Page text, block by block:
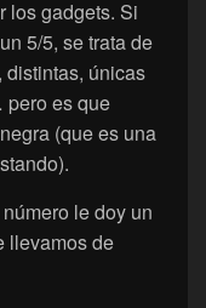
los gadgets. Si
5/5, se trata de
distintas, únicas
es que
(que es una
le doy un
llevamos de